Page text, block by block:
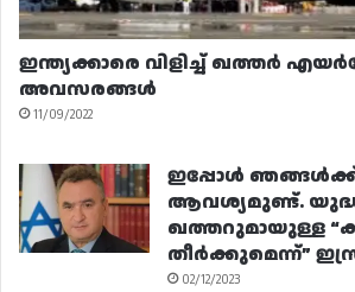
ഇന്ത്യക്കാരെ വിളിച്ച് ഖത്തർ
അവസരങ്ങൾ
11/09/2022
ഇപ്പോൾ
ആവശ്യമുണ്ട്.
ഖത്തറുമായുള്ള
തീർക്കുമെന്ന്”
02/12/2023